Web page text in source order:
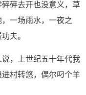
碎去开也没意义，草
一场雨水，一夜之
夫。
，上世纪五十年代我
村转悠，偶尔叼个羊